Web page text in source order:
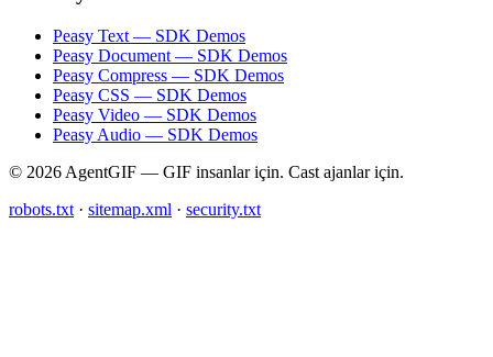
Peasy Text — SDK Demos
Peasy Document — SDK Demos
Peasy Compress — SDK Demos
Peasy CSS — SDK Demos
Peasy Video — SDK Demos
Peasy Audio — SDK Demos
© 2026 AgentGIF — GIF insanlar için. Cast ajanlar için.
robots.txt · sitemap.xml · security.txt